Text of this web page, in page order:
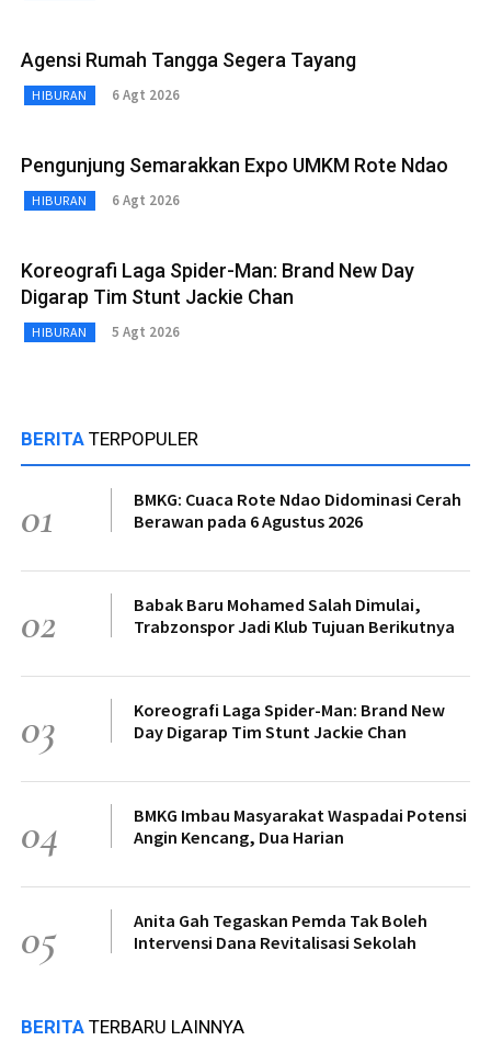
Agensi Rumah Tangga Segera Tayang
HIBURAN 6 Agt 2026
Pengunjung Semarakkan Expo UMKM Rote Ndao
HIBURAN 6 Agt 2026
Koreografi Laga Spider-Man: Brand New Day
Digarap Tim Stunt Jackie Chan
HIBURAN 5 Agt 2026
BERITA TERPOPULER
01
BMKG: Cuaca Rote Ndao Didominasi Cerah
Berawan pada 6 Agustus 2026
02
Babak Baru Mohamed Salah Dimulai,
Trabzonspor Jadi Klub Tujuan Berikutnya
03
Koreografi Laga Spider-Man: Brand New
Day Digarap Tim Stunt Jackie Chan
04
BMKG Imbau Masyarakat Waspadai Potensi
Angin Kencang, Dua Harian
05
Anita Gah Tegaskan Pemda Tak Boleh
Intervensi Dana Revitalisasi Sekolah
BERITA TERBARU LAINNYA